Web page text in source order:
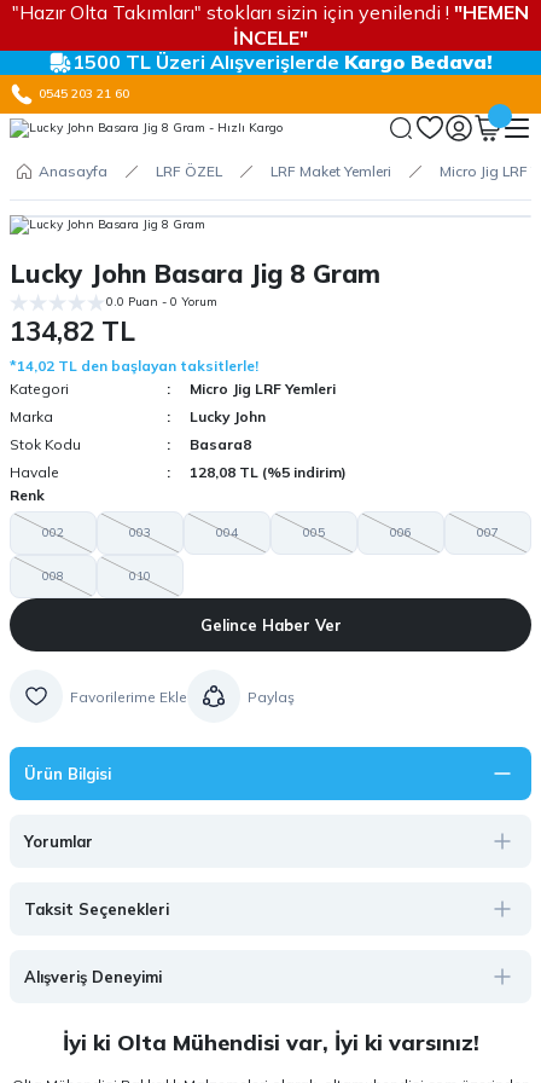
"Hazır Olta Takımları" stokları sizin için yenilendi ! "HEMEN
İNCELE"
1500 TL Üzeri Alışverişlerde Kargo Bedava!
0545 203 21 60
Anasayfa LRF ÖZEL LRF Maket Yemleri Micro Jig LRF
Lucky John Basara Jig 8 Gram
0.0 Puan - 0 Yorum
134,82 TL
*14,02 TL den başlayan taksitlerle!
Kategori
Micro Jig LRF Yemleri
Marka
Lucky John
Stok Kodu
Basara8
Havale
128,08 TL (%5 indirim)
Renk
002 003 004 005 006 007
008 010
Gelince Haber Ver
Paylaş
Ürün Bilgisi
Yorumlar
Taksit Seçenekleri
Alışveriş Deneyimi
İyi ki Olta Mühendisi var, İyi ki varsınız!